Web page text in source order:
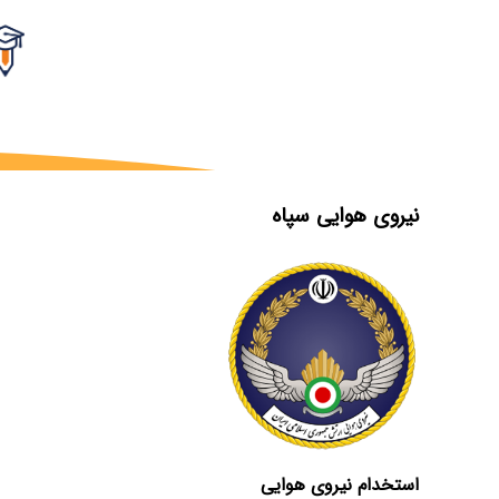
نیروی هوایی سپاه
استخدام نیروی هوایی